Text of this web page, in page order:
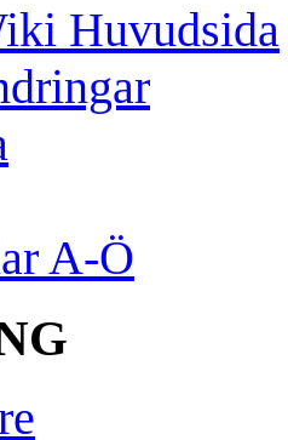
Huvudsida
A-Ö